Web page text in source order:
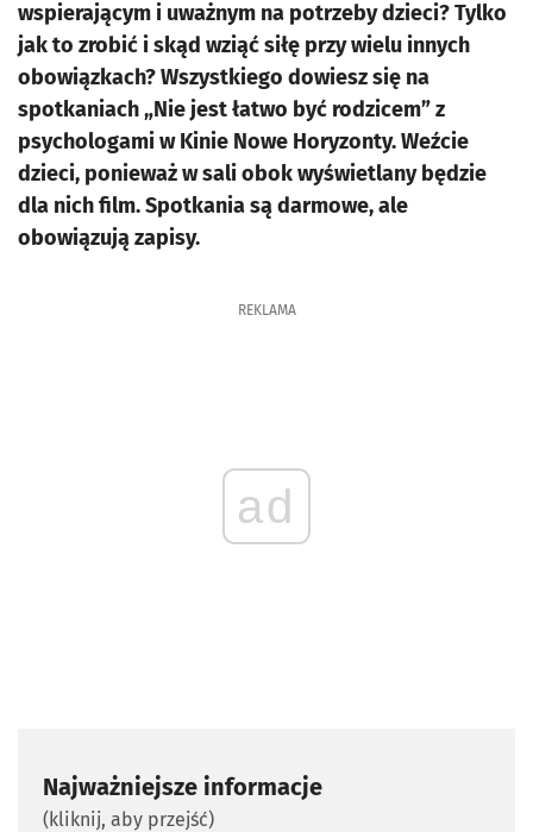
wspierającym i uważnym na potrzeby dzieci? Tylko
jak to zrobić i skąd wziąć siłę przy wielu innych
obowiązkach? Wszystkiego dowiesz się na
spotkaniach „Nie jest łatwo być rodzicem” z
psychologami w Kinie Nowe Horyzonty. Weźcie
dzieci, ponieważ w sali obok wyświetlany będzie
dla nich film. Spotkania są darmowe, ale
obowiązują zapisy.
REKLAMA
ad
Najważniejsze informacje
(kliknij, aby przejść)